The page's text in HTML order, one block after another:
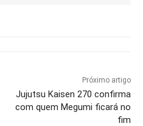
Próximo artigo
Jujutsu Kaisen 270 confirma
com quem Megumi ficará no
fim